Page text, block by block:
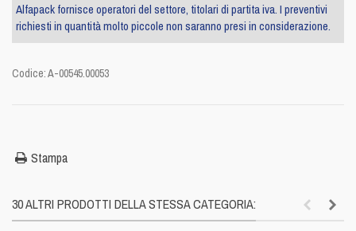
Alfapack fornisce operatori del settore, titolari di partita iva. I preventivi
richiesti in quantità molto piccole non saranno presi in considerazione.
Codice:A-00545.00053
Stampa
30 ALTRI PRODOTTI DELLA STESSA CATEGORIA: